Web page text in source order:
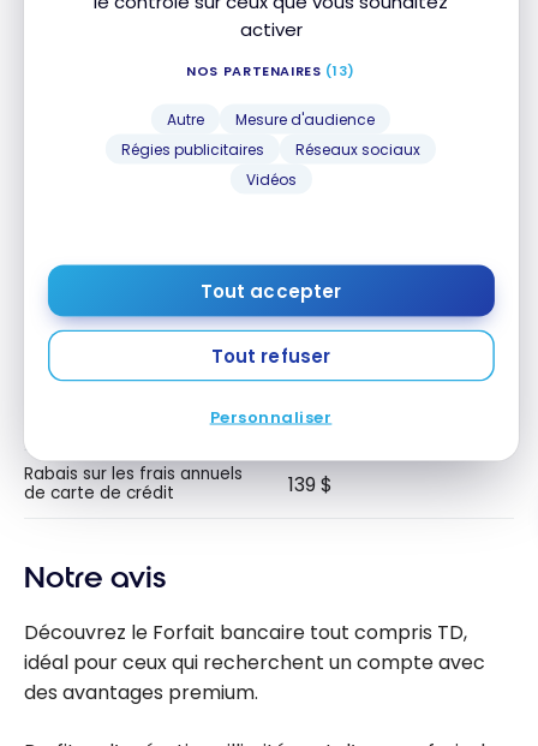
activer
NOS PARTENAIRES (13)
Autre
Mesure d'audience
Régies publicitaires
Réseaux sociaux
Vidéos
Tout accepter
Tout refuser
Personnaliser
0 $
Frais de retrait au guichet
automatique (États-Unis)
0 $
Frais de traite bancaire 7,50 $
Protection contre les
21%
Rabais sur les frais annuels
de carte de crédit
139 $
Notre avis
Découvrez le Forfait bancaire tout compris TD,
idéal pour ceux qui recherchent un compte avec
des avantages premium.